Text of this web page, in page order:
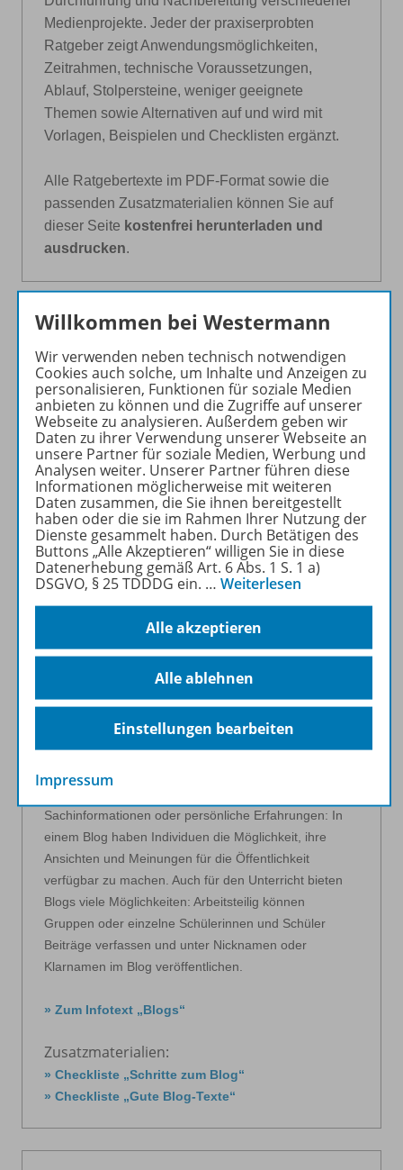
Medienprojekte. Jeder der praxiserprobten
Ratgeber zeigt Anwendungsmöglichkeiten,
Zeitrahmen, technische Voraussetzungen,
Ablauf, Stolpersteine, weniger geeignete
Themen sowie Alternativen auf und wird mit
Vorlagen, Beispielen und Checklisten ergänzt.
Alle Ratgebertexte im PDF-Format sowie die
passenden Zusatzmaterialien können Sie auf
dieser Seite kostenfrei herunterladen und
ausdrucken.
Medienprojekte – Eine
Einführung
Was sind eigentlich Medienprojekte und warum sollte
ich sie im Unterricht einsetzen? Was muss ich vorher
planen, was muss ich bedenken und wo muss ich
meinen Schülerinnen und Schülern ihren Freiraum bei
der Umsetzung lassen? Die Einführung gibt einen
ersten Überblick über die Projektarbeit und zeigt Ihnen
Tipps und Tricks, die Ihnen und Ihrer Schulklasse bei
jedem Medienprojekt behilflich sein werden.
Blogs – Ein Schaufenster für
den Unterricht
zentralen Informationsmedium entwickelt. Ob Trends,
Sachinformationen oder persönliche Erfahrungen: In
einem Blog haben Individuen die Möglichkeit, ihre
Ansichten und Meinungen für die Öffentlichkeit
verfügbar zu machen. Auch für den Unterricht bieten
Blogs viele Möglichkeiten: Arbeitsteilig können
Gruppen oder einzelne Schülerinnen und Schüler
Beiträge verfassen und unter Nicknamen oder
Klarnamen im Blog veröffentlichen.
» Zum Infotext „Blogs“
Zusatzmaterialien:
» Checkliste „Schritte zum Blog“
» Checkliste „Gute Blog-Texte“
Willkommen bei Westermann
Wir verwenden neben technisch notwendigen
Cookies auch solche, um Inhalte und Anzeigen zu
personalisieren, Funktionen für soziale Medien
anbieten zu können und die Zugriffe auf unserer
Webseite zu analysieren. Außerdem geben wir
Daten zu ihrer Verwendung unserer Webseite an
unsere Partner für soziale Medien, Werbung und
Analysen weiter. Unserer Partner führen diese
Informationen möglicherweise mit weiteren
Daten zusammen, die Sie ihnen bereitgestellt
haben oder die sie im Rahmen Ihrer Nutzung der
Dienste gesammelt haben. Durch Betätigen des
Buttons „Alle Akzeptieren“ willigen Sie in diese
Datenerhebung gemäß Art. 6 Abs. 1 S. 1 a)
DSGVO, § 25 TDDDG ein. … Weiterlesen
Alle akzeptieren
Alle ablehnen
Einstellungen bearbeiten
Impressum